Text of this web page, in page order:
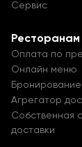
Сервис
Ресторанам
Оплата по
Онлайн меню
Бронирование
Агрегатор
Собственная
доставки